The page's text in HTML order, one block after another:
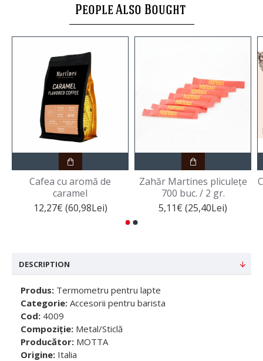
People Also Bought
Cafea cu aromă de
caramel
12,27€ (60,98Lei)
Zahăr Martines pliculețe
700 buc. / 2 gr.
5,11€ (25,40Lei)
DESCRIPTION
Produs: Termometru pentru lapte
Categorie: Accesorii pentru barista
Cod: 4009
Compoziție: Metal/Sticlă
Producător: MOTTA
Origine: Italia